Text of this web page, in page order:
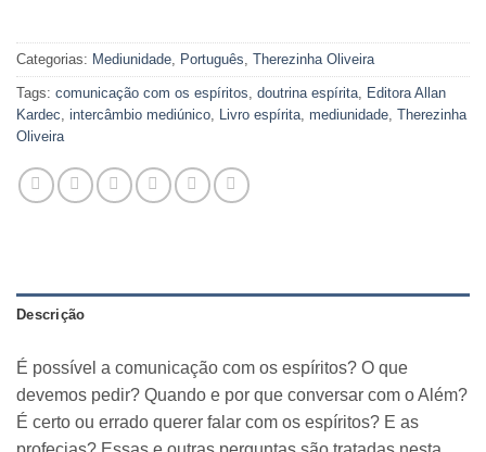
Categorias: Mediunidade, Português, Therezinha Oliveira
Tags: comunicação com os espíritos, doutrina espírita, Editora Allan
Kardec, intercâmbio mediúnico, Livro espírita, mediunidade, Therezinha
Oliveira
Descrição
É possível a comunicação com os espíritos? O que
devemos pedir? Quando e por que conversar com o Além?
É certo ou errado querer falar com os espíritos? E as